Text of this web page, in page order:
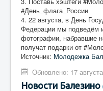
#День_флага_России
4. 22 августа, в День
Федерации мы подведём
фотографии, набравшие
получат подарки от
Источник: Молодежка
Обновлено: 17
Новости Балезино